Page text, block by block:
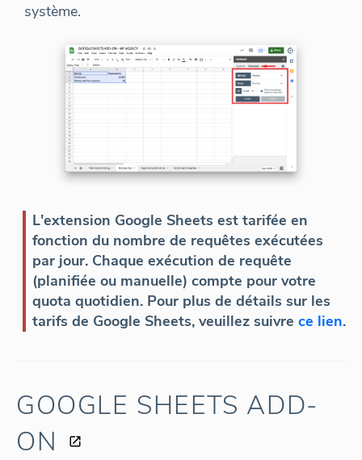
système.
L'extension Google Sheets est tarifée en
fonction du nombre de requêtes exécutées
par jour. Chaque exécution de requête
(planifiée ou manuelle) compte pour votre
quota quotidien. Pour plus de détails sur les
tarifs de Google Sheets, veuillez suivre ce lien.
GOOGLE SHEETS ADD-
ON